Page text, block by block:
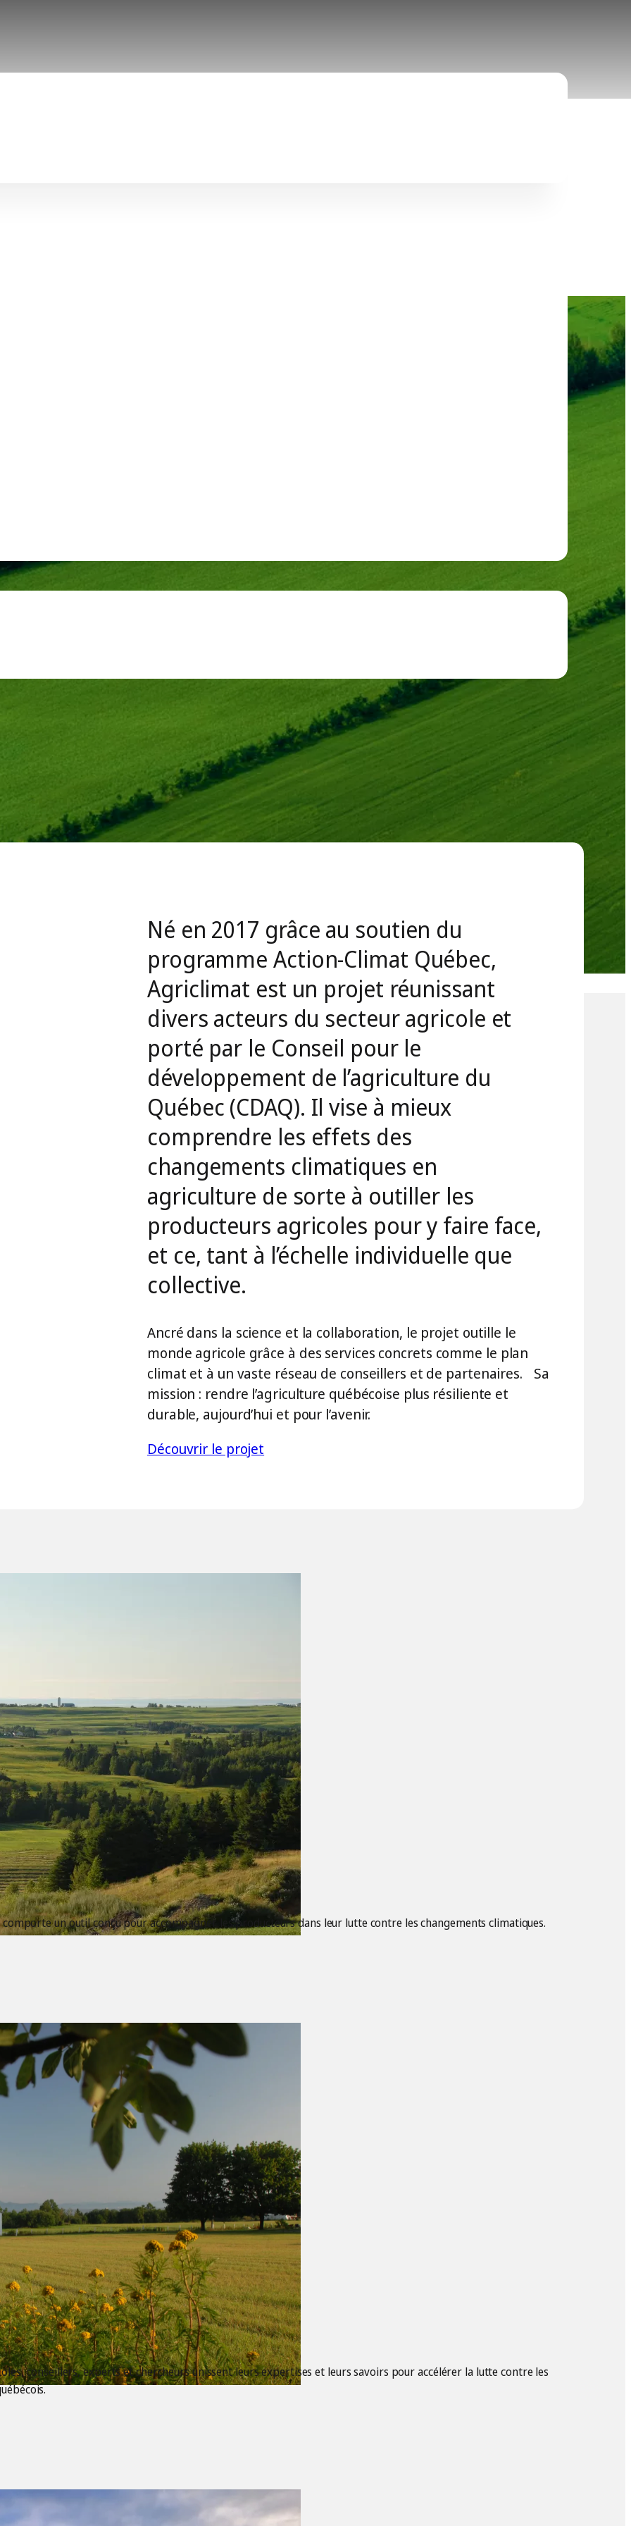
lutter efficacement contre les changements climatiques
Né en 2017 grâce au soutien du
programme Action-Climat Québec,
Agriclimat est un projet réunissant
divers acteurs du secteur agricole et
porté par le Conseil pour le
développement de l’agriculture du
Québec (CDAQ). Il vise à mieux
comprendre les effets des
changements climatiques en
agriculture de sorte à outiller les
producteurs agricoles pour y faire face,
et ce, tant à l’échelle individuelle que
collective.
Ancré dans la science et la collaboration, le projet outille le
monde agricole grâce à des services concrets comme le plan
climat et à un vaste réseau de conseillers et de partenaires. Sa
mission : rendre l’agriculture québécoise plus résiliente et
durable, aujourd’hui et pour l’avenir.
Découvrir le projet
un outil conçu pour accompagner les producteurs dans leur lutte contre les changements climatiques.
conseillers, experts et chercheurs unissent leurs expertises et leurs savoirs pour accélérer la lutte contre les